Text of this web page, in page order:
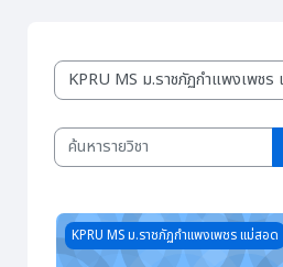
ประเภทของรายวิชา
ค้นหารายวิชา
Course image ภาษาอังกฤษธุรกิจ
KPRU MS ม.ราชภัฏกำแพงเพชร แม่สอด